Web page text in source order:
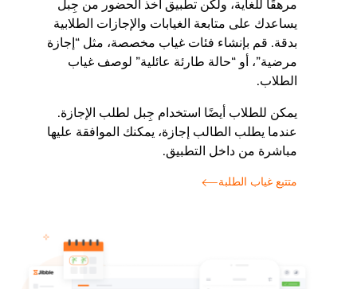
مرهقًا للغاية، ولكن تطبيق أخذ الحضور من جِبل
يساعدك على متابعة الغيابات والإجازات الطلابية
بدقة. قم بإنشاء فئات غياب مخصصة، مثل “إجازة
مرضية”، أو “حالة طارئة عائلية” لوصف غياب
الطلاب.
يمكن للطلاب أيضًا استخدام جِبل لطلب الإجازة.
عندما يطلب الطالب إجازة، يمكنك الموافقة عليها
مباشرة من داخل التطبيق.
متتبع غياب الطلبة